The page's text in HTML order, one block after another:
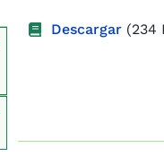
Descargar (234